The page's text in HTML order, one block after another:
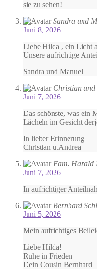
sie zu sehen!
Sandra und
Juni 8, 2026
Liebe Hilda , ein Licht
Unsere aufrichtige
Sandra und Manuel
Christian und
Juni 7, 2026
Das schönste, was ein
Lächeln im Gesicht
In lieber Erinnerung
Christian u.Andrea
Fam. Harald
Juni 7, 2026
In aufrichtiger
Bernhard
Juni 5, 2026
Mein aufrichtiges
Liebe Hilda!
Ruhe in Frieden
Dein Cousin Bernhard